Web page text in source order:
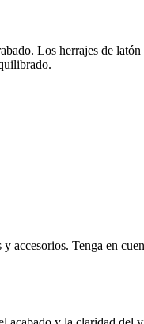
Los herrajes de
accesorios. Tenga en